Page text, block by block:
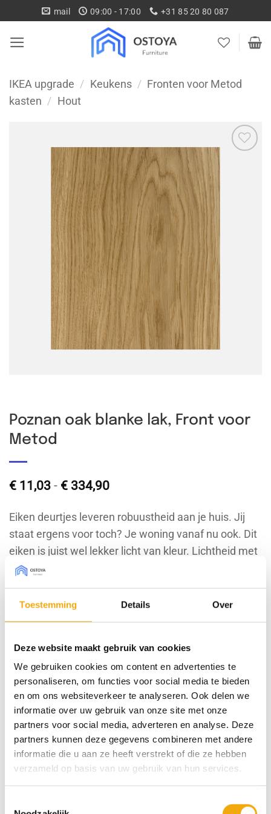
Toestemming Details Over
Deze website maakt gebruik van cookies
We gebruiken cookies om content en advertenties te
personaliseren, om functies voor social media te bieden
en om ons websiteverkeer te analyseren. Ook delen we
informatie over uw gebruik van onze site met onze
partners voor social media, adverteren en analyse. Deze
partners kunnen deze gegevens combineren met andere
informatie die u aan ze heeft verstrekt of die ze hebben
verzameld op basis van uw gebruik van hun services.
naar
inhoud
mail 09:00 - 17:00 +31 85 20 80 087
IKEA upgrade / Keukens /
Fronten voor Metod
kasten / Hout
Toevoegen
Poznan oak blanke lak, Front voor
Metod
€ 11,03 - € 334,90Prijsklasse:
€ 334,90
Eiken deurtjes leveren robuustheid aan je huis. Jij
staat ergens voor toch? Je woning vanaf nu ook. Dit
eiken is juist wel lekker licht van kleur. Lichtheid met
een robuust jasje. Dat is pas echt authentiek stoer.
Bestel sample € 7,50 (borg)
Afmeting Metod (bxh)
Houtnerf richting
Poznan oak blanke lak, Front voor Metod aantal